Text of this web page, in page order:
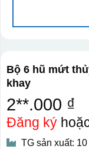
Bộ 6 hũ mứt
khay
2**.000 ₫
Đăng ký
TG sản xuất: